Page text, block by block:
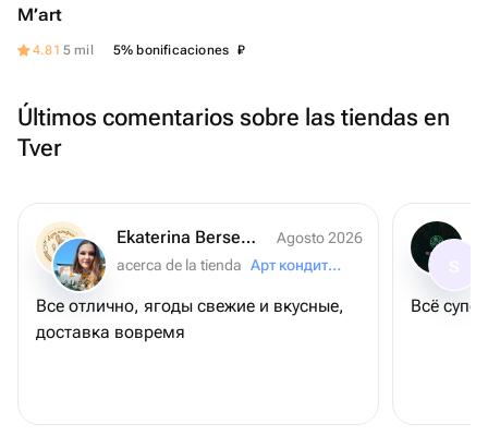
M’art
4.81 5 mil 5% bonificaciones ₽
Últimos comentarios sobre las tiendas en
Tver
Ekaterina Berseneva
Agosto 2026
acerca de la tienda
Арт кондитер
Все отлично, ягоды свежие и вкусные,
доставка вовремя
Всё